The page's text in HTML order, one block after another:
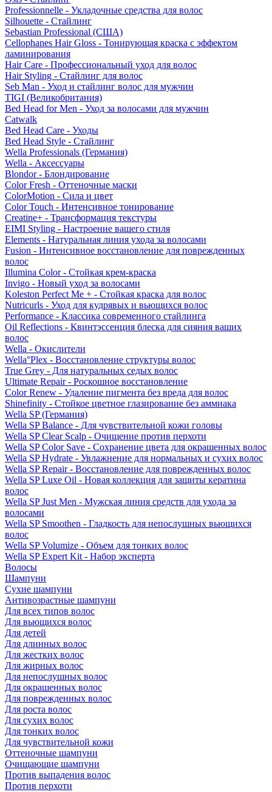
Professionnelle - Укладочные средства для волос
Silhouette - Стайлинг
Sebastian Professional (США)
Cellophanes Hair Gloss - Тонирующая краска с эффектом
ламинирования
Hair Care - Профессиональный уход для волос
Hair Styling - Стайлинг для волос
Seb Man - Уход и стайлинг волос для мужчин
TIGI (Великобритания)
Bed Head for Men - Уход за волосами для мужчин
Catwalk
Bed Head Care - Уходы
Bed Head Style - Стайлинг
Wella Professionals (Германия)
Wella - Аксессуары
Blondor - Блондирование
Color Fresh - Оттеночные маски
ColorMotion - Сила и цвет
Color Touch - Интенсивное тонирование
Creatine+ - Трансформация текстуры
EIMI Styling - Настроение вашего стиля
Elements - Натуральная линия ухода за волосами
Fusion - Интенсивное восстановление для поврежденных
волос
Illumina Color - Стойкая крем-краска
Invigo - Новый уход за волосами
Koleston Perfect Me + - Стойкая краска для волос
Nutricurls - Уход для кудрявых и вьющихся волос
Performance - Классика современного стайлинга
Oil Reflections - Квинтэссенция блеска для сияния ваших
волос
Wella - Окислители
Wella°Plex - Восстановление структуры волос
True Grey - Для натуральных седых волос
Ultimate Repair - Роскошное восстановление
Color Renew - Удаление пигмента без вреда для волос
Shinefinity - Стойкое цветное глазирование без аммиака
Wella SP (Германия)
Wella SP Balance - Для чувствительной кожи головы
Wella SP Clear Scalp - Очищение против перхоти
Wella SP Color Save - Сохранение цвета для окрашенных волос
Wella SP Hydrate - Увлажнение для нормальных и сухих волос
Wella SP Repair - Восстановление для поврежденных волос
Wella SP Luxe Oil - Новая коллекция для защиты кератина
волос
Wella SP Just Men - Мужская линия средств для ухода за
волосами
Wella SP Smoothen - Гладкость для непослушных вьющихся
волос
Wella SP Volumize - Объем для тонких волос
Wella SP Expert Kit - Набор эксперта
Волосы
Шампуни
Сухие шампуни
Антивозрастные шампуни
Для всех типов волос
Для вьющихся волос
Для детей
Для длинных волос
Для жестких волос
Для жирных волос
Для непослушных волос
Для окрашенных волос
Для поврежденных волос
Для роста волос
Для сухих волос
Для тонких волос
Для чувствительной кожи
Оттеночные шампуни
Очищающие шампуни
Против выпадения волос
Против перхоти